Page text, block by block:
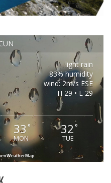
light rain
83% humidity
wind: 2m/s ESE
H 29 • L 29
33 °
MON
32°
TUE